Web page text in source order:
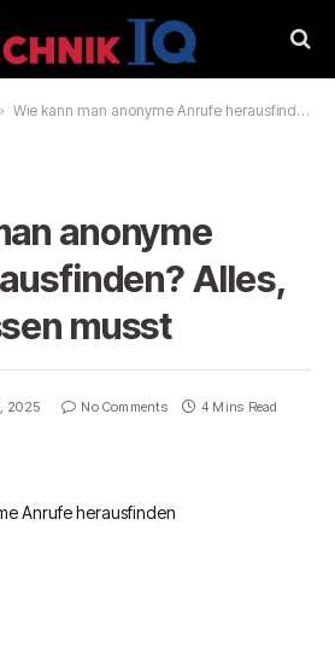
Wie kann man anonyme Anrufe herausfinden? Alles, was du wissen musst
anonyme
Alles,
musst
2025 No Comments 4 Mins Read